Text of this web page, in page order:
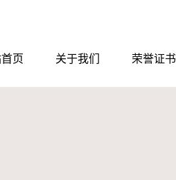
页 关于我们 荣誉证书